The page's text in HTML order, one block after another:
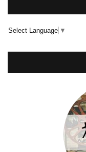
Select Language ▼